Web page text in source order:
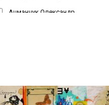
Ацманчук Олександр
Бєлік Сергій